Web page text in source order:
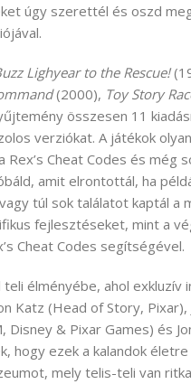
úgy szerettél és oszd
Lighyear to the Rescue!
(2000), Toy Story
összesen 11
verziókat. A játékok
Cheat Codes és még
amit elrontottál, ha
túl sok találatot kaptál a
fejlesztéseket, mint a
Cheat Codes segítségével.
élményébe, ahol exkluzív
Katz (Head of Story, Pixar),
Disney & Pixar Games) és
hogy ezek a kalandok életre
mely telis-teli van